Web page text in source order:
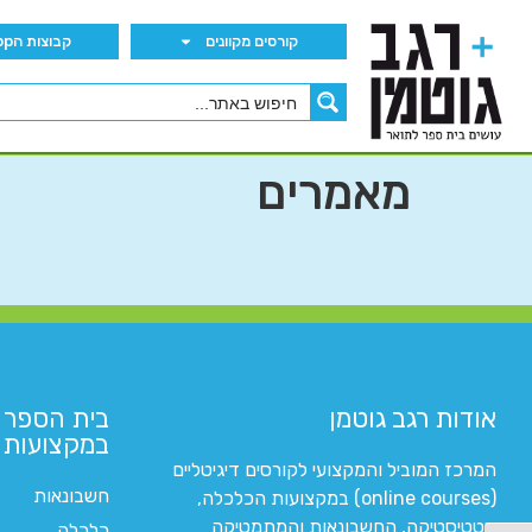
קורסים מקוונים קבוצות הWhatsApp
מאמרים
אודות רגב גוטמן
המרכז המוביל והמקצועי לקורסים דיגיטליים
(online courses) במקצועות הכלכלה,
סטטיסטיקה, החשבונאות והמתמטיקה
בית
במקצועות
חשבונאות